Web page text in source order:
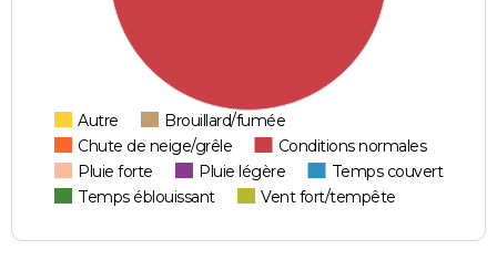
Autre
Brouillard/fumée
Chute de neige/grêle
Conditions normales
Pluie forte
Pluie légère
Temps couvert
Temps éblouissant
Vent fort/tempête